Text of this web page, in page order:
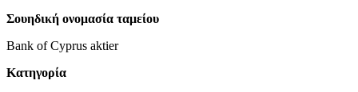
Σουηδική ονομασία ταμείου
Bank of Cyprus aktier
Κατηγορία